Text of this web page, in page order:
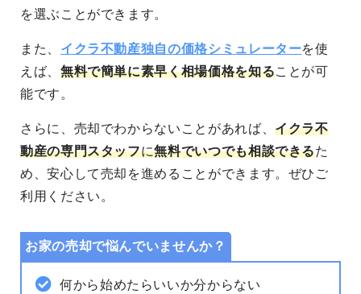
を選ぶことができます。
また、 イクラ不動産独自の価格シミュレーターを使
えば、 無料で簡単に素早く相場価格を知ることが可
能です。
さらに、売却でわからないことがあれば、イクラ不
動産の専門スタッフに無料でいつでも相談できるた
め、安心して売却を進めることができます。 ぜひご
利用ください。
お家の売却で悩んでいませんか？
何から始めたらいいか分からない